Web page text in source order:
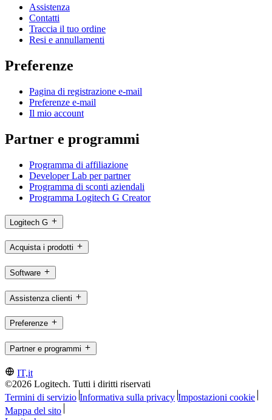
Assistenza
Contatti
Traccia il tuo ordine
Resi e annullamenti
Preferenze
Pagina di registrazione e-mail
Preferenze e-mail
Il mio account
Partner e programmi
Programma di affiliazione
Developer Lab per partner
Programma di sconti aziendali
Programma Logitech G Creator
Logitech G
Acquista i prodotti
Software
Assistenza clienti
Preferenze
Partner e programmi
IT,it
©2026 Logitech. Tutti i diritti riservati
Termini di servizio Informativa sulla privacy Impostazioni cookie
Mappa del sito